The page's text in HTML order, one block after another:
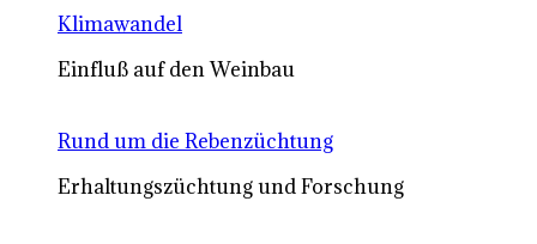
Klimawandel
Einfluß auf den Weinbau
Rund um die Rebenzüchtung
Erhaltungszüchtung und Forschung